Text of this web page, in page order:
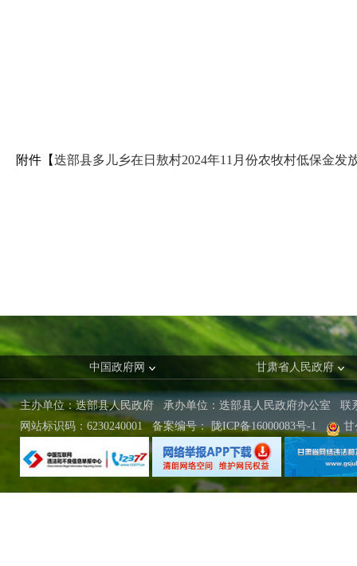
附件【迭部县多儿乡在日敖村2024年11月份农牧村低保金发
中国政府网 甘肃省人民政府
主办单位：迭部县人民政府 承办单位：迭部县人民政府办公室 联
网站标识码：6230240001
备案编号： 陇ICP备16000083号-1 甘